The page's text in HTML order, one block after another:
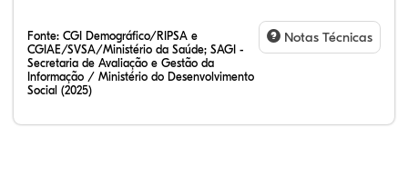
Fonte: CGI Demográfico/RIPSA e
CGIAE/SVSA/Ministério da Saúde; SAGI -
Secretaria de Avaliação e Gestão da
Informação / Ministério do Desenvolvimento
Social (2025)
Notas Técnicas